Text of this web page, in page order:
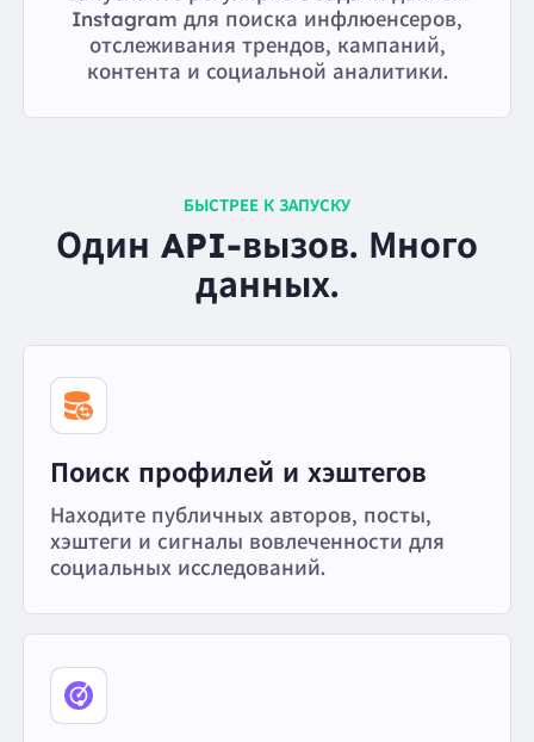
Instagram для поиска инфлюенсеров,
отслеживания трендов, кампаний,
контента и социальной аналитики.
БЫСТРЕЕ К ЗАПУСКУ
Один API-вызов. Много
данных.
Поиск профилей и хэштегов
Находите публичных авторов, посты,
хэштеги и сигналы вовлеченности для
социальных исследований.